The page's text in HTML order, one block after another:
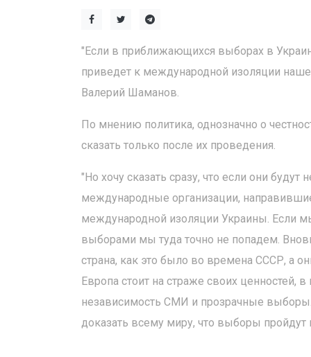
"Если в приближающихся выборах в
приведет к международной изоляции
Валерий Шаманов.
По мнению политика, однозначно о
сказать только после их проведения.
"Но хочу сказать сразу, что если они
международные организации,
международной изоляции Украины. Если
выборами мы туда точно не попадем.
страна, как это было во времена СССР, а
Европа стоит на страже своих ценностей,
независимость СМИ и прозрачные
доказать всему миру, что выборы